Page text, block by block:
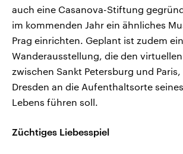
auch eine Casanova-Stiftung
im kommenden Jahr ein ähnliches
Prag einrichten. Geplant ist zudem
Wanderausstellung, die den
zwischen Sankt Petersburg und
Dresden an die Aufenthaltsorte
Lebens führen soll.
Züchtiges Liebesspiel